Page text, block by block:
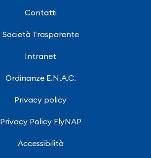
Contatti
Società Trasparente
Intranet
Ordinanze E.N.A.C.
Privacy policy
Privacy Policy FlyNAP
Accessibilità